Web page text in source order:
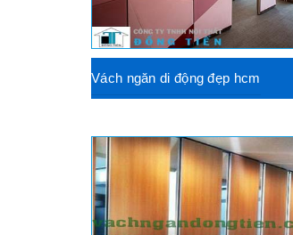
Vách ngăn di động đẹp hcm